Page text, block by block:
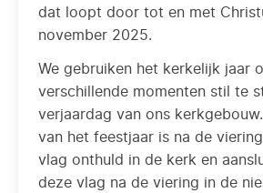
dat loopt door tot en met
november 2025.
We gebruiken het kerkelijk jaar
verschillende momenten stil te
verjaardag van ons
van het feestjaar is na de
vlag onthuld in de kerk en
deze vlag na de viering in de